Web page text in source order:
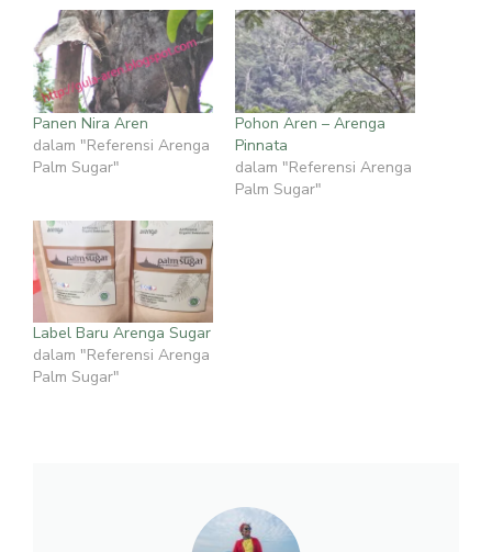
Panen Nira Aren
dalam "Referensi Arenga
Palm Sugar"
Pohon Aren – Arenga
Pinnata
dalam "Referensi Arenga
Palm Sugar"
Label Baru Arenga Sugar
dalam "Referensi Arenga
Palm Sugar"